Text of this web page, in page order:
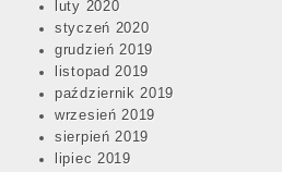
luty 2020
styczeń 2020
grudzień 2019
listopad 2019
październik 2019
wrzesień 2019
sierpień 2019
lipiec 2019